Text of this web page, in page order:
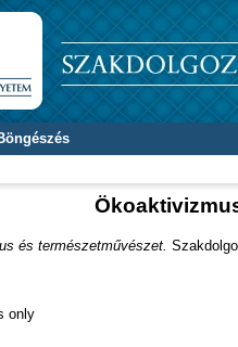
és természetművészet.
only